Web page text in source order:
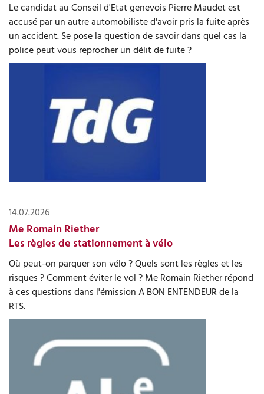
Le candidat au Conseil d'Etat genevois Pierre Maudet est
accusé par un autre automobiliste d'avoir pris la fuite après
un accident. Se pose la question de savoir dans quel cas la
police peut vous reprocher un délit de fuite ?
14.07.2026
Me Romain Riether
Les règles de stationnement à vélo
Où peut-on parquer son vélo ? Quels sont les règles et les
risques ? Comment éviter le vol ? Me Romain Riether répond
à ces questions dans l'émission A BON ENTENDEUR de la
RTS.